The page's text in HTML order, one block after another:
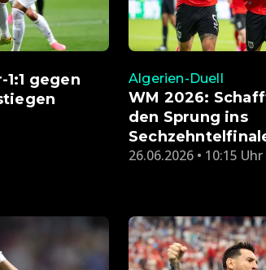
gegen
Algerien-Duell
WM 2026:
den Sprung ins
26.06.2026 • 10:15 Uhr